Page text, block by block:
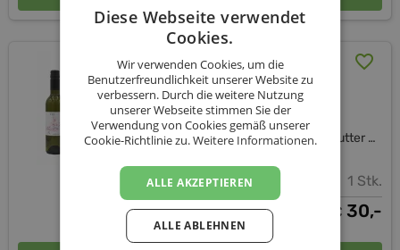
Das Weinset für uns zwei-
für besondere Tage inkl.
Versand
Bio-Weingut Tor zur Sonne & Mutter Erde Shop
1 Stk.
€ 30,-
Diese Webseite verwendet
Cookies.
Wir verwenden Cookies, um die
Benutzerfreundlichkeit unserer Website zu
verbessern. Durch die weitere Nutzung
unserer Webseite stimmen Sie der
Verwendung von Cookies gemäß unserer
Cookie-Richtlinie zu.Weitere Informationen.
ALLE AKZEPTIEREN
ALLE ABLEHNEN